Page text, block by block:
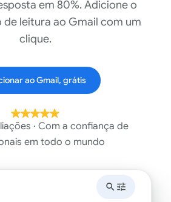
em 80%. Adicione o
leitura ao Gmail com um
clique.
ao Gmail, grátis
· Com a confiança de
em todo o mundo